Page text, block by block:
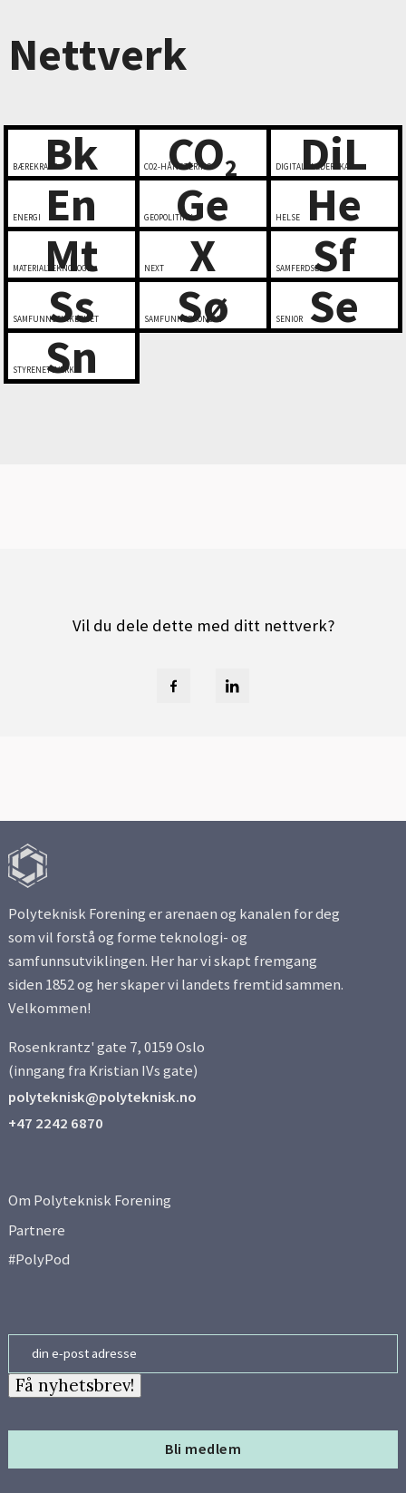
Nettverk
Bk
BÆREKRAFT CO2
CO2-HÅNDTERING DiL
DIGITALT LEDERSKAP
En
ENERGI Ge
GEOPOLITIKK He
HELSE
Mt
MATERIALTEKNOLOGI X
NEXT Sf
SAMFERDSEL
Ss
SAMFUNNSSIKKERHET Sø
SAMFUNNSØKONOMI Se
SENIOR
Sn
STYRENETTVERK
Vil du dele dette med ditt nettverk?
Polyteknisk Forening er arenaen og kanalen for deg
som vil forstå og forme teknologi- og
samfunnsutviklingen. Her har vi skapt fremgang
siden 1852 og her skaper vi landets fremtid sammen.
Velkommen!
Rosenkrantz' gate 7, 0159 Oslo
(inngang fra Kristian IVs gate)
polyteknisk@polyteknisk.no
+47 2242 6870
Om Polyteknisk Forening
Partnere
#PolyPod
Bli medlem
Få nyhetsbrev!